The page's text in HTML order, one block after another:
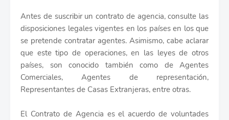
Antes de suscribir un contrato de agencia, consulte las
disposiciones legales vigentes en los países en los que
se pretende contratar agentes. Asimismo, cabe aclarar
que este tipo de operaciones, en las leyes de otros
países, son conocido también como de Agentes
Comerciales, Agentes de representación,
Representantes de Casas Extranjeras, entre otras.
El Contrato de Agencia es el acuerdo de voluntades